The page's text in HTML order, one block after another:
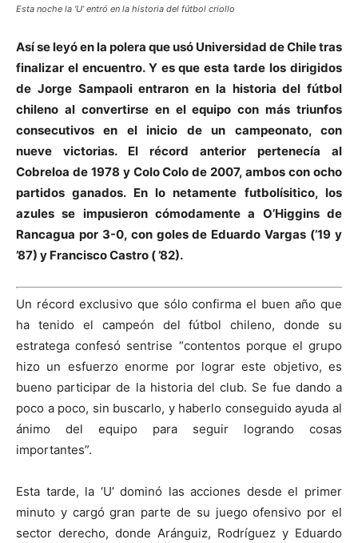
Esta noche la ‘U’ entró en la historia del fútbol criollo
Así se leyó en la polera que usó Universidad de Chile tras
finalizar el encuentro. Y es que esta tarde los dirigidos
de Jorge Sampaoli entraron en la historia del fútbol
chileno al convertirse en el equipo con más triunfos
consecutivos en elinicio de un campeonato, con
nueve victorias. El récord anterior pertenecía al
Cobreloa de 1978 y Colo Colo de 2007, ambos con ocho
partidos ganados. En lo netamente futbolísitico, los
azules se impusieron cómodamente a O’Higgins de
Rancagua por 3-0, con goles de Eduardo Vargas (’19 y
’87) y Francisco Castro ( ’82).
Un récord exclusivo que sólo confirma el buen año que
ha tenido el campeón del fútbol chileno, donde su
estratega confesó sentrise “contentos porque el grupo
hizo un esfuerzo enorme por lograr este objetivo, es
bueno participar de la historia del club. Se fue dando a
poco a poco, sin buscarlo, y haberlo conseguido ayuda al
ánimo del equipo para seguir logrando cosas
importantes”.
Esta tarde, la ‘U’ dominó las acciones desde el primer
minuto y cargó gran parte de su juego ofensivo por el
sector derecho, donde Aránguiz, Rodríguez y Eduardo